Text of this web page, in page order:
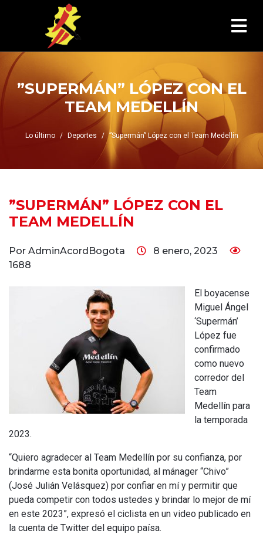
”SUPERMÁN” LÓPEZ CON EL
TEAM MEDELLÍN
Lo último Deportes ”Supermán” López con el Team Medellín
”SUPERMÁN” LÓPEZ CON EL
TEAM MEDELLÍN
Por AdminAcordBogota
8 enero, 2023
1688
El boyacense
Miguel Ángel
‘Supermán’
López fue
confirmado
como nuevo
corredor del
Team
Medellín para
la temporada
2023.
“Quiero agradecer al Team Medellín por su confianza, por
brindarme esta bonita oportunidad, al mánager “Chivo”
(José Julián Velásquez) por confiar en mí y permitir que
pueda competir con todos ustedes y brindar lo mejor de mí
en este 2023”, expresó el ciclista en un video publicado en
la cuenta de Twitter del equipo paísa.